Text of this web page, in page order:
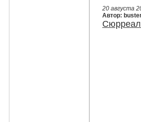
20 августа
Автор: